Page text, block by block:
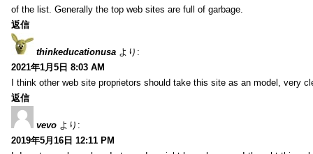
of the list. Generally the top web sites are full of garbage.
返信
thinkeducationusa より:
2021年1月5日 8:03 AM
I think other web site proprietors should take this site as an model, very
返信
vevo より:
2019年5月16日 12:11 PM